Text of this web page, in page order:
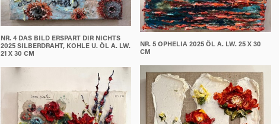
NR. 4 DAS BILD ERSPART DIR NICHTS
2025 SILBERDRAHT, KOHLE U. ÖL A. LW.
21 X 30 CM
NR. 5 OPHELIA 2025 ÖL A. LW. 25 X 30
CM